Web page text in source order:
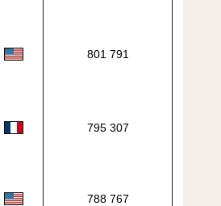
801 791
795 307
788 767